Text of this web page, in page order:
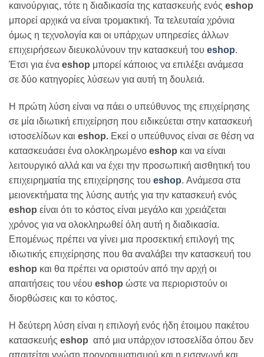
καινούργιας, τότε η διαδικασία της κατασκευής ενός eshop
μπορεί αρχικά να είναι τρομακτική. Τα τελευταία χρόνια
όμως η τεχνολογία και οι υπάρχων υπηρεσίες άλλων
επιχειρήσεων διευκολύνουν την κατασκευή του eshop.
Έτσι για ένα eshop μπορεί κάποιος να επιλέξει ανάμεσα
σε δύο κατηγορίες λύσεων για αυτή τη δουλειά.
Η πρώτη λύση είναι να πάει ο υπεύθυνος της επιχείρησης
σε μία ιδιωτική επιχείρηση που ειδικεύεται στην κατασκευή
ιστοσελίδων και eshop. Εκεί ο υπεύθυνος είναι σε θέση να
κατασκευάσει ένα ολοκληρωμένο eshop και να είναι
λειτουργικό αλλά και να έχει την προσωπική αισθητική του
επιχειρηματία της επιχείρησης του eshop. Ανάμεσα στα
μειονεκτήματα της λύσης αυτής για την κατασκευή ενός
eshop είναι ότι το κόστος είναι μεγάλο και χρειάζεται
χρόνος για να ολοκληρωθεί όλη αυτή η διαδικασία.
Επομένως πρέπει να γίνει μια προσεκτική επιλογή της
ιδιωτικής επιχείρησης που θα αναλάβει την κατασκευή του
eshop και θα πρέπει να οριστούν από την αρχή οι
απαιτήσεις του νέου eshop ώστε να περιοριστούν οι
διορθώσεις και το κόστος.
Η δεύτερη λύση είναι η επιλογή ενός ήδη έτοιμου πακέτου
κατασκευής eshop από μια υπάρχον ιστοσελίδα όπου δεν
απαιτείται γνώση προγραμματισμού και η εισαγωγή και